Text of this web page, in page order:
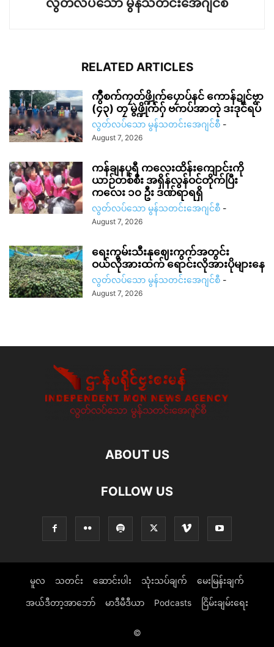
လွတ်လပ်သော မွန်သတင်းအေဂျင်စီ
RELATED ARTICLES
ကွဳစက်ကၠတ်ဖ္ဍိုက်ပၠောပ်နင် ကောန်ဍုင်ဗၟာ
(၄၃) တၠ မွဲဖ္ဍိုက်ဂှ် ဗကပ်အာတုဲ ဒးဒုင်ရပ်
လွတ်လပ်သော မွန်သတင်းအေဂျင်စီ -
August 7, 2026
ကန်ချနပူရီ ကလေးထိန်းကျောင်းကို
ယာဉ်တစ်စီး အရှိန်လွန်ဝင်တိုက်ပြီး
ကလေး ၁၀ ဦး ဒဏ်ရာရရှိ
လွတ်လပ်သော မွန်သတင်းအေဂျင်စီ -
August 7, 2026
ရေးကွမ်းသီးနုဈေးကွက်အတွင်း
ဝယ်လိုအားထက် ရောင်းလိုအားပိုများနေ
လွတ်လပ်သော မွန်သတင်းအေဂျင်စီ -
August 7, 2026
ABOUT US
FOLLOW US
မူလ သတင်း ဆောင်းပါး သုံးသပ်ချက် မေးမြန်းချက်
အယ်ဒီတာ့အာဘော် မာဒီမီဒီယာ Podcasts ငြိမ်းချမ်းရေး
©